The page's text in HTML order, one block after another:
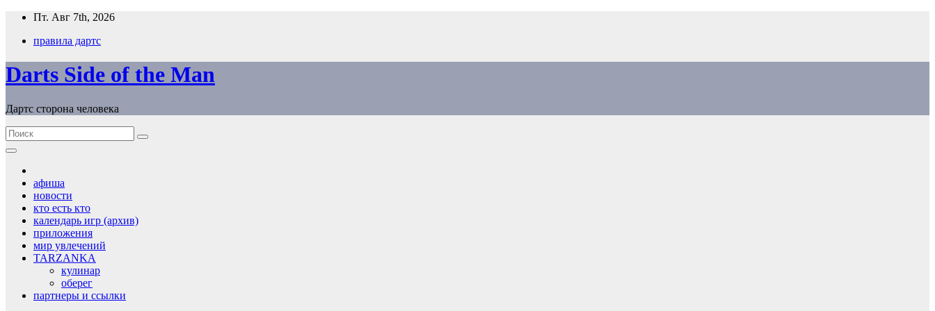
Перейти
содержимому
Пт. Авг 7th, 2026
правила дартс
Darts Side of the Man
Дартс сторона человека
афиша
новости
кто есть кто
календарь игр (архив)
приложения
мир увлечений
TARZANKA
кулинар
оберег
партнеры и ссылки